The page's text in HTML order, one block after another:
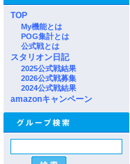
TOP
My機能とは
POG集計とは
公式戦とは
スタリオン日記
2025公式戦結果
2026公式戦募集
2024公式戦結果
amazonキャンペーン